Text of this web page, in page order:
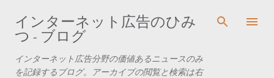
スキップしてメイン コンテンツに移動
インターネット広告のひみ
つ - ブログ
インターネット広告分野の価値あるニュースのみ
を記録するブログ。アーカイブの閲覧と検索は右